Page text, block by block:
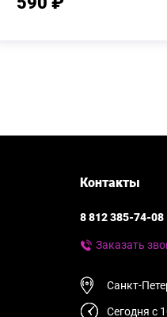
Контакты
8 812 385-74-08
Заказать
Санкт-
Сегодня с